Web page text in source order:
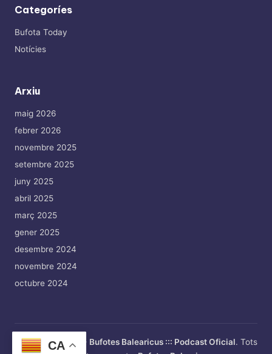
Categoríes
Bufota Today
Notícies
Arxiu
maig 2026
febrer 2026
novembre 2025
setembre 2025
juny 2025
abril 2025
març 2025
gener 2025
desembre 2024
novembre 2024
octubre 2024
Copyright 2026 — Bufotes Balearicus ::: Podcast Oficial. Tots
CA